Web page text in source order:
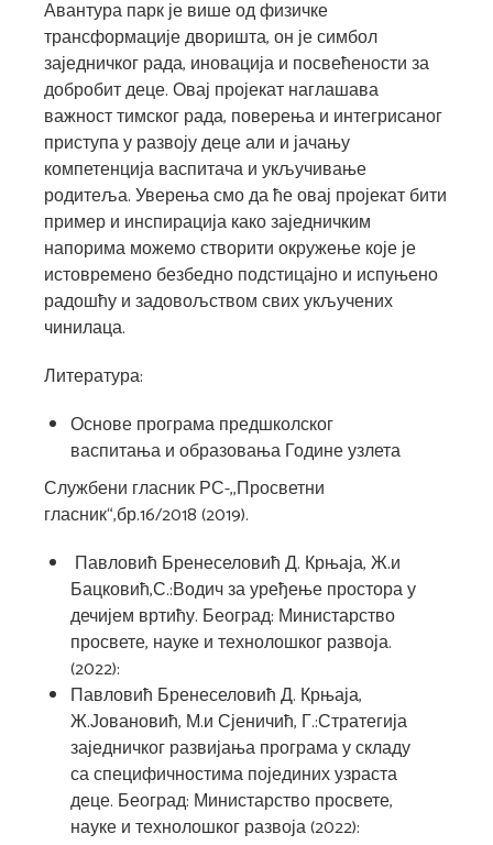
Авантура парк је више од физичке
трансформације дворишта, он је симбол
заједничког рада, иновација и посвећености за
добробит деце. Овај пројекат наглашава
важност тимског рада, поверења и интегрисаног
приступа у развоју деце али и јачању
компетенција васпитача и укључивање
родитеља. Уверења смо да ће овај пројекат бити
пример и инспирација како заједничким
напорима можемо створити окружење које је
истовремено безбедно подстицајно и испуњено
радошћу и задовољством свих укључених
чинилаца.
Литература:
Основе програма предшколског
васпитања и образовања Године узлета
Службени гласник РС-,,Просветни
гласник“,бр.16/2018 (2019).
Павловић Бренеселовић Д. Крњаја, Ж.и
Бацковић,С.:Водич за уређење простора у
дечијем вртићу. Београд: Министарство
просвете, науке и технолошког развоја.
(2022):
Павловић Бренеселовић Д. Крњаја,
Ж.Јовановић, М.и Сјеничић, Г.:Стратегија
заједничког развијања програма у складу
са специфичностима појединих узраста
деце. Београд: Министарство просвете,
науке и технолошког развоја (2022):